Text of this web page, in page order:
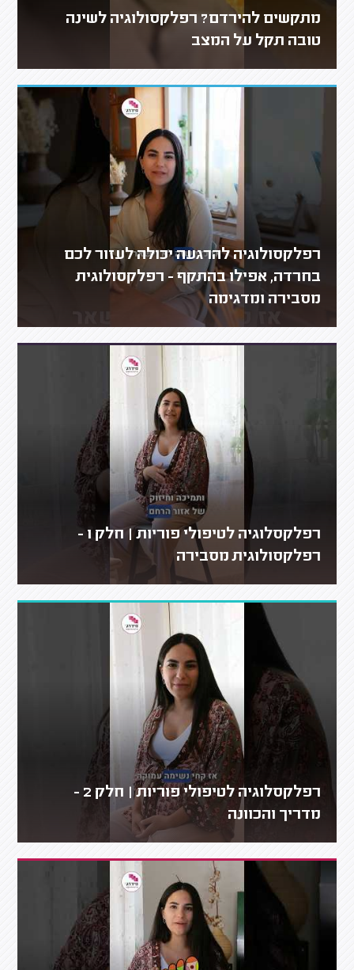
מתקשים להירדם? רפלקסולוגיה לשינה
טובה תקל על המצב
רפלקסולוגיה להרגעה יכולה לעזור לכם
בחרדה, אפילו בהתקף - רפלקסולוגית
מסבירה ומדגימה
רפלקסלוגיה לטיפולי פוריות | חלק 1 -
רפלקסולוגית מסבירה
רפלקסלוגיה לטיפולי פוריות | חלק 2 -
מדריך והכוונה